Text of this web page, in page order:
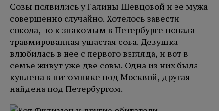
Совы появились у Галины Шевцовой и ее мужа
совершенно случайно. Хотелось завести
сокола, но к знакомым в Петербурге попала
травмированная ушастая сова. Девушка
влюбилась в нее с первого взгляда, и вот в
семье живут уже две совы. Одна из них была
куплена в питомнике под Москвой, другая
найдена под Петербургом.